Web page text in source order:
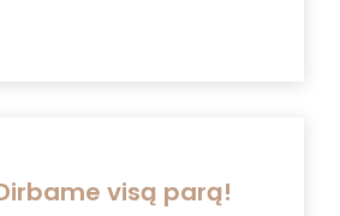
visą parą!